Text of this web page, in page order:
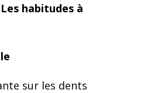
Les habitudes à
sur les dents